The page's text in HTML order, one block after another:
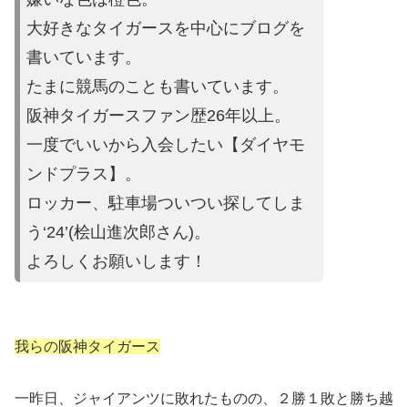
大好きなタイガースを中心にブログを
書いています。
たまに競馬のことも書いています。
阪神タイガースファン歴26年以上。
一度でいいから入会したい【ダイヤモ
ンドプラス】。
ロッカー、駐車場ついつい探してしま
う‘24’(桧山進次郎さん)。
よろしくお願いします！
我らの阪神タイガース
一昨日、ジャイアンツに敗れたものの、２勝１敗と勝ち越